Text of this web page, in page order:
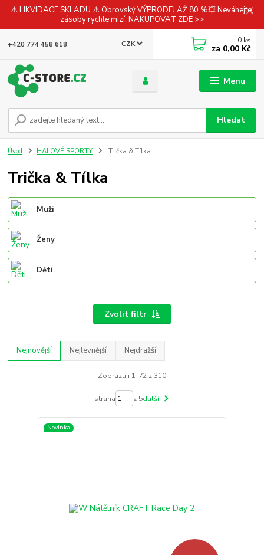
⚠️ LIKVIDACE SKLADU ⚠️ Obrovský VÝPRODEJ AŽ 80 %💥 Neváhejte,
zásoby rychle mizí. NAKUPOVAT ZDE >>
Menu
CZK
Hledat
+420 774 458 618 0 ks
za 0,00 Kč
Úvod HALOVÉ SPORTY Trička & Tílka
Trička & Tílka
Muži
Ženy
Děti
Zvolit filtr
Nejnovější Nejlevnější Nejdražší
Zobrazuji 1-72 z 310
strana z 5další
Novinka